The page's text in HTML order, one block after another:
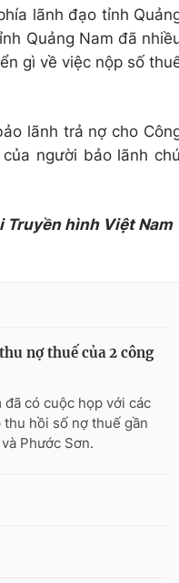
lãnh đạo tỉnh
Quảng Nam đã
gì về việc nộp số
lãnh trả nợ cho
người bảo lãnh
hình Việt Nam
nợ thuế của 2 công
đã có cuộc họp với các
hồi số nợ thuế gần
Phước Sơn.